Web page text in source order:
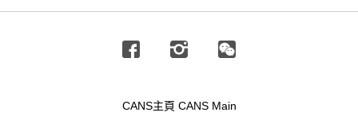
Facebook Instagram
CANS主頁 CANS Main